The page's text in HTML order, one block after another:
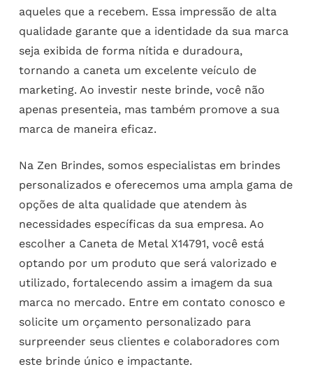
aqueles que a recebem. Essa impressão de alta
qualidade garante que a identidade da sua marca
seja exibida de forma nítida e duradoura,
tornando a caneta um excelente veículo de
marketing. Ao investir neste brinde, você não
apenas presenteia, mas também promove a sua
marca de maneira eficaz.
Na Zen Brindes, somos especialistas em brindes
personalizados e oferecemos uma ampla gama de
opções de alta qualidade que atendem às
necessidades específicas da sua empresa. Ao
escolher a Caneta de Metal X14791, você está
optando por um produto que será valorizado e
utilizado, fortalecendo assim a imagem da sua
marca no mercado. Entre em contato conosco e
solicite um orçamento personalizado para
surpreender seus clientes e colaboradores com
este brinde único e impactante.